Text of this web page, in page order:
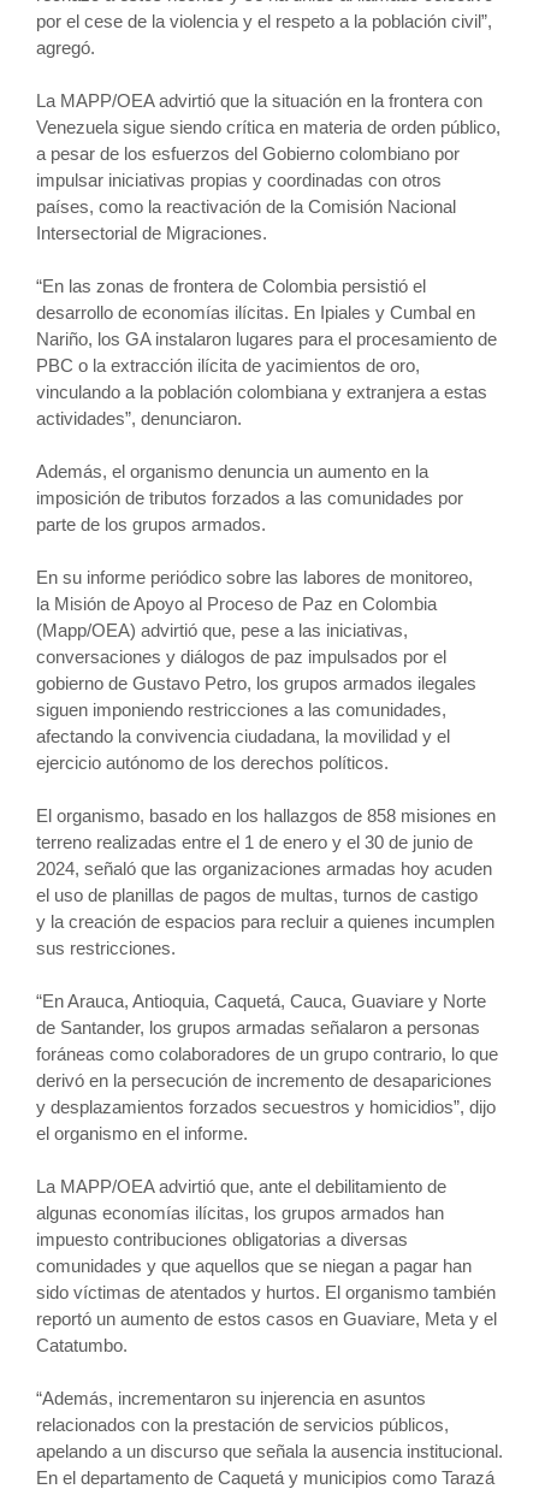
por el cese de la violencia y el respeto a la población civil”,
agregó.
La MAPP/OEA advirtió que la situación en la frontera con
Venezuela sigue siendo crítica en materia de orden público,
a pesar de los esfuerzos del Gobierno colombiano por
impulsar iniciativas propias y coordinadas con otros
países, como la reactivación de la Comisión Nacional
Intersectorial de Migraciones.
“En las zonas de frontera de Colombia persistió el
desarrollo de economías ilícitas. En Ipiales y Cumbal en
Nariño, los GA instalaron lugares para el procesamiento de
PBC o la extracción ilícita de yacimientos de oro,
vinculando a la población colombiana y extranjera a estas
actividades”, denunciaron.
Además, el organismo denuncia un aumento en la
imposición de tributos forzados a las comunidades por
parte de los grupos armados.
En su informe periódico sobre las labores de monitoreo,
la Misión de Apoyo al Proceso de Paz en Colombia
(Mapp/OEA) advirtió que, pese a las iniciativas,
conversaciones y diálogos de paz impulsados por el
gobierno de Gustavo Petro, los grupos armados ilegales
siguen imponiendo restricciones a las comunidades,
afectando la convivencia ciudadana, la movilidad y el
ejercicio autónomo de los derechos políticos.
El organismo, basado en los hallazgos de 858 misiones en
terreno realizadas entre el 1 de enero y el 30 de junio de
2024, señaló que las organizaciones armadas hoy acuden
el uso de planillas de pagos de multas, turnos de castigo
y la creación de espacios para recluir a quienes incumplen
sus restricciones.
“En Arauca, Antioquia, Caquetá, Cauca, Guaviare y Norte
de Santander, los grupos armadas señalaron a personas
foráneas como colaboradores de un grupo contrario, lo que
derivó en la persecución de incremento de desapariciones
y desplazamientos forzados secuestros y homicidios”, dijo
el organismo en el informe.
La MAPP/OEA advirtió que, ante el debilitamiento de
algunas economías ilícitas, los grupos armados han
impuesto contribuciones obligatorias a diversas
comunidades y que aquellos que se niegan a pagar han
sido víctimas de atentados y hurtos. El organismo también
reportó un aumento de estos casos en Guaviare, Meta y el
Catatumbo.
“Además, incrementaron su injerencia en asuntos
relacionados con la prestación de servicios públicos,
apelando a un discurso que señala la ausencia institucional.
En el departamento de Caquetá y municipios como Tarazá